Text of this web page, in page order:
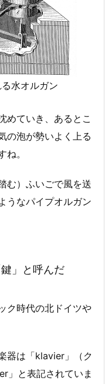
水オルガン
めていき、あるとこ
の泡が勢いよく上る
。
む）ふいごで風を送
うなパイプオルガン
」と呼んだ
ク時代の北ドイツや
器は「klavier」（ク
」と表記されていま